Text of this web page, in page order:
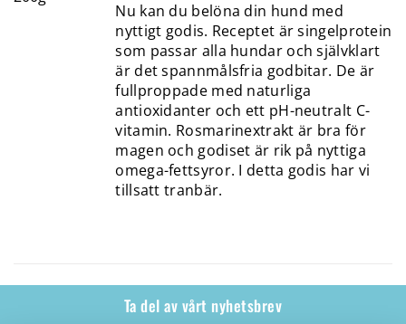
Ta del av vårt nyhetsbrev
Nu kan du belöna din hund med
nyttigt godis. Receptet är singelprotein
som passar alla hundar och självklart
är det spannmålsfria godbitar. De är
fullproppade med naturliga
antioxidanter och ett pH-neutralt C-
vitamin. Rosmarinextrakt är bra för
magen och godiset är rik på nyttiga
omega-fettsyror. I detta godis har vi
tillsatt tranbär.